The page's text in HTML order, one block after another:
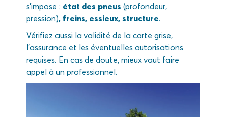
s’impose : état des pneus (profondeur,
pression), freins, essieux, structure.
Vérifiez aussi la validité de la carte grise,
l’assurance et les éventuelles autorisations
requises. En cas de doute, mieux vaut faire
appel à un professionnel.